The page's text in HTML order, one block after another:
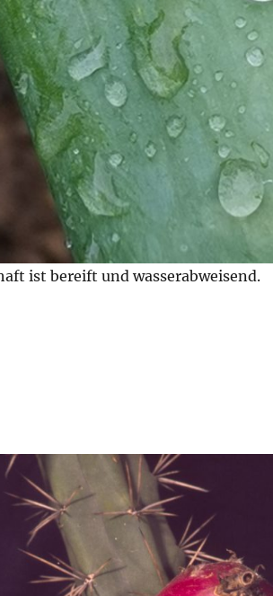
ist bereift und wasserabweisend.